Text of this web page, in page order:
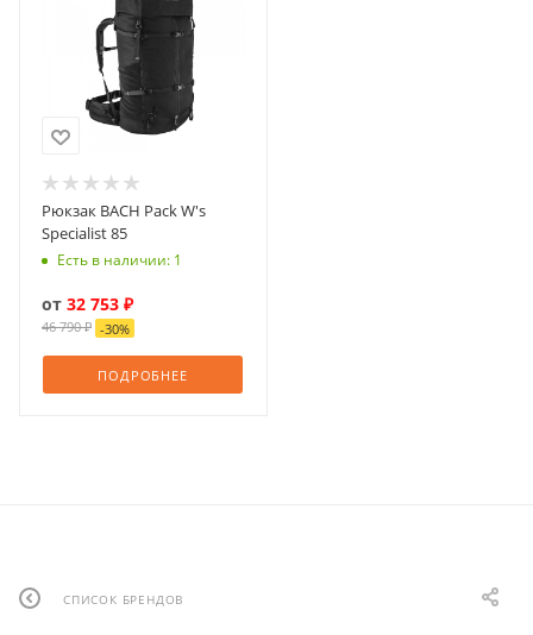
Рюкзак BACH Pack W's
Specialist 85
Есть в наличии: 1
от 32 753 ₽
46 790 ₽ -30%
ПОДРОБНЕЕ
СПИСОК БРЕНДОВ